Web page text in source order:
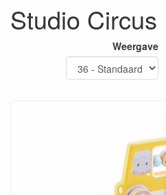
Studio Circus
Weergave